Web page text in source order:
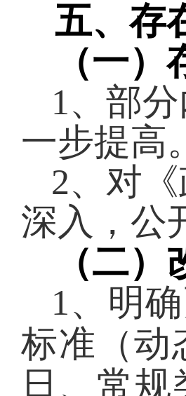
五、存
（一
1、部
一步提高。
2、对
深入，公
（二
1、明
标准（动
日、常规